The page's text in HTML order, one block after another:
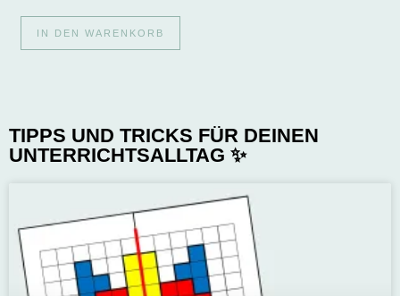
IN DEN WARENKORB
TIPPS UND TRICKS FÜR DEINEN
UNTERRICHTSALLTAG ✨